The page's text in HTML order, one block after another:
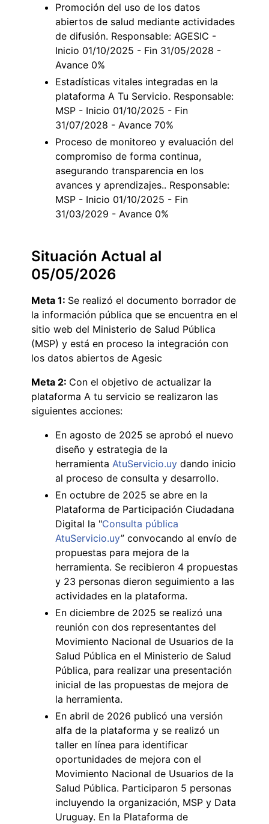
Promoción del uso de los datos
abiertos de salud mediante actividades
de difusión. Responsable: AGESIC -
Inicio 01/10/2025 - Fin 31/05/2028 -
Avance 0%
Estadísticas vitales integradas en la
plataforma A Tu Servicio. Responsable:
MSP - Inicio 01/10/2025 - Fin
31/07/2028 - Avance 70%
Proceso de monitoreo y evaluación del
compromiso de forma continua,
asegurando transparencia en los
avances y aprendizajes.. Responsable:
MSP - Inicio 01/10/2025 - Fin
31/03/2029 - Avance 0%
Situación Actual al
05/05/2026
Meta 1: Se realizó el documento borrador de
la información pública que se encuentra en el
sitio web del Ministerio de Salud Pública
(MSP) y está en proceso la integración con
los datos abiertos de Agesic
Meta 2: Con el objetivo de actualizar la
plataforma A tu servicio se realizaron las
siguientes acciones:
En agosto de 2025 se aprobó el nuevo
diseño y estrategia de la
herramienta AtuServicio.uy dando inicio
al proceso de consulta y desarrollo.
En octubre de 2025 se abre en la
Plataforma de Participación Ciudadana
Digital la "Consulta pública
AtuServicio.uy” convocando al envío de
propuestas para mejora de la
herramienta. Se recibieron 4 propuestas
y 23 personas dieron seguimiento a las
actividades en la plataforma.
En diciembre de 2025 se realizó una
reunión con dos representantes del
Movimiento Nacional de Usuarios de la
Salud Pública en el Ministerio de Salud
Pública, para realizar una presentación
inicial de las propuestas de mejora de
la herramienta.
En abril de 2026 publicó una versión
alfa de la plataforma y se realizó un
taller en línea para identificar
oportunidades de mejora con el
Movimiento Nacional de Usuarios de la
Salud Pública. Participaron 5 personas
incluyendo la organización, MSP y Data
Uruguay. En la Plataforma de